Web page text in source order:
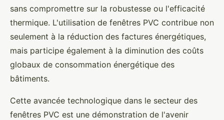
sans compromettre sur la robustesse ou l'efficacité
thermique. L'utilisation de fenêtres PVC contribue non
seulement à la réduction des factures énergétiques,
mais participe également à la diminution des coûts
globaux de consommation énergétique des
bâtiments.
Cette avancée technologique dans le secteur des
fenêtres PVC est une démonstration de l'avenir